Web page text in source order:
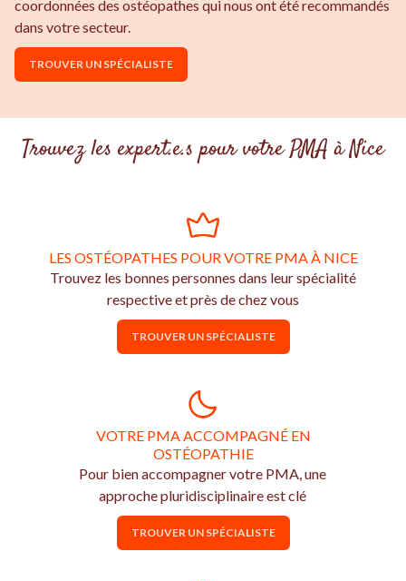
coordonnées des ostéopathes qui nous ont été recommandés
dans votre secteur.
TROUVER UN SPÉCIALISTE
Trouvez les expert.e.s pour votre PMA à Nice
LES OSTÉOPATHES POUR VOTRE PMA À NICE
Trouvez les bonnes personnes dans leur spécialité
respective et près de chez vous
TROUVER UN SPÉCIALISTE
VOTRE PMA ACCOMPAGNÉ EN
OSTÉOPATHIE
Pour bien accompagner votre PMA, une
approche pluridisciplinaire est clé
TROUVER UN SPÉCIALISTE